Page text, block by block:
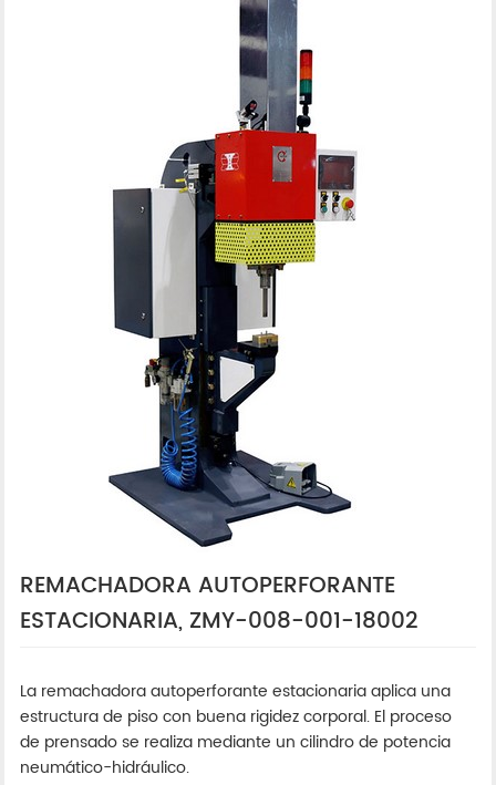
REMACHADORA AUTOPERFORANTE
ESTACIONARIA, ZMY-008-001-18002
La remachadora autoperforante estacionaria aplica una
estructura de piso con buena rigidez corporal. El proceso
de prensado se realiza mediante un cilindro de potencia
neumático-hidráulico.